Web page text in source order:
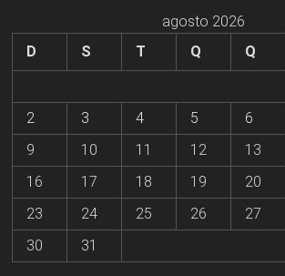
agosto 2026
D
S T Q Q
2
3 4 5 6
9
10 11 12 13
16
17 18 19 20
23
24 25 26 27
30
31